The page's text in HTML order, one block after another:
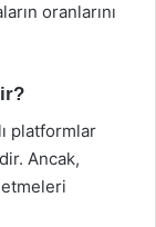
oranlarını
platformlar
Ancak,